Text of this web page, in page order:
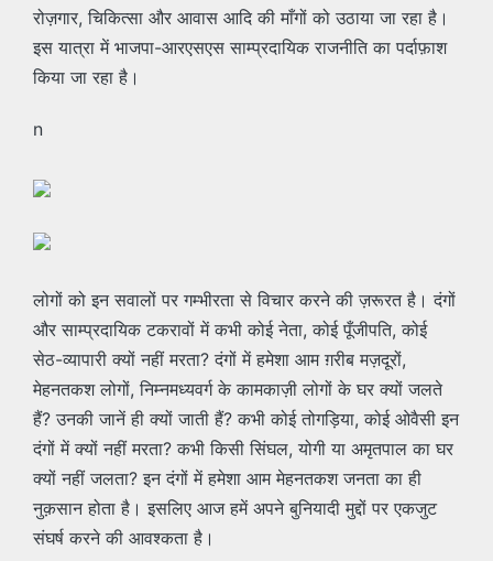
रोज़गार, चिकित्सा और आवास आदि की माँगों को उठाया जा रहा है।
इस यात्रा में भाजपा-आरएसएस साम्प्रदायिक राजनीति का पर्दाफ़ाश
किया जा रहा है।
n
लोगों को इन सवालों पर गम्भीरता से विचार करने की ज़रूरत है। दंगों
और साम्प्रदायिक टकरावों में कभी कोई नेता, कोई पूँजीपति, कोई
सेठ-व्यापारी क्यों नहीं मरता? दंगों में हमेशा आम ग़रीब मज़दूरों,
मेहनतकश लोगों, निम्नमध्यवर्ग के कामकाज़ी लोगों के घर क्यों जलते
हैं? उनकी जानें ही क्यों जाती हैं? कभी कोई तोगड़िया, कोई ओवैसी इन
दंगों में क्यों नहीं मरता? कभी किसी सिंघल, योगी या अमृतपाल का घर
क्यों नहीं जलता? इन दंगों में हमेशा आम मेहनतकश जनता का ही
नुक़सान होता है। इसलिए आज हमें अपने बुनियादी मुद्दों पर एकजुट
संघर्ष करने की आवश्कता है।